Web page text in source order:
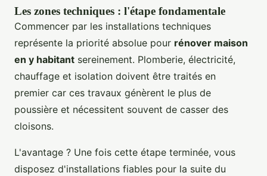
Les zones techniques : l'étape fondamentale
Commencer par les installations techniques
représente la priorité absolue pour rénover maison
en y habitant sereinement. Plomberie, électricité,
chauffage et isolation doivent être traités en
premier car ces travaux génèrent le plus de
poussière et nécessitent souvent de casser des
cloisons.
L'avantage ? Une fois cette étape terminée, vous
disposez d'installations fiables pour la suite du